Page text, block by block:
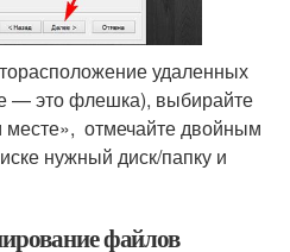
удаленных
— это флешка), выбирайте
месте», отмечайте двойным
нужный диск/папку и
файлов